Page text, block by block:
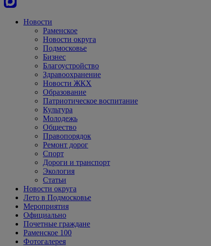
Новости
Раменское
Новости округа
Подмосковье
Бизнес
Благоустройство
Здравоохранение
Новости ЖКХ
Образование
Патриотическое воспитание
Культура
Молодежь
Общество
Правопорядок
Ремонт дорог
Спорт
Дороги и транспорт
Экология
Статьи
Новости округа
Лето в Подмосковье
Мероприятия
Официально
Почетные граждане
Раменское 100
Фотогалерея